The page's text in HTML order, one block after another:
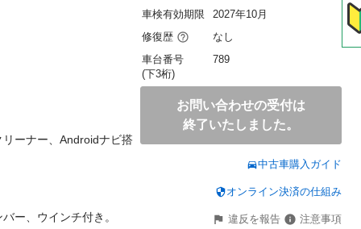
ーナー、Androidナビ搭
ー、ウインチ付き。
車検有効期限
2027年10月
修復歴
なし
車台番号
(下3桁)
789
お問い合わせの受付は
終了いたしました。
中古車購入ガイド
オンライン決済の仕組み
違反を報告
注意事項